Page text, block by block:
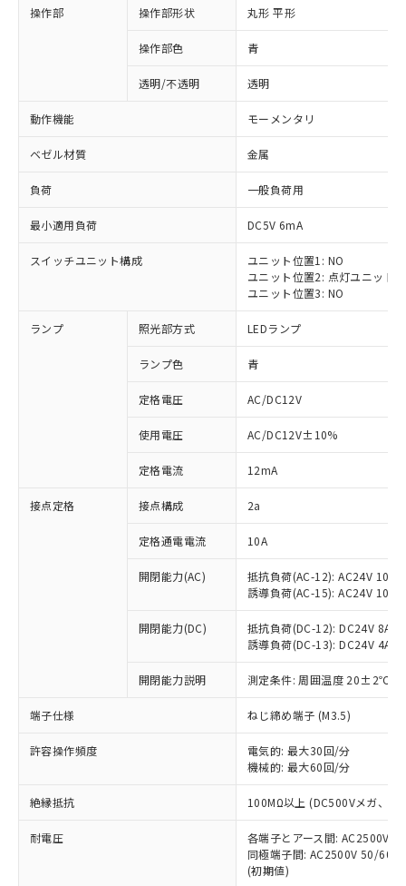
操作部 操作部形状 丸形 平形
操作部色 青
透明/不透明 透明
動作機能 モーメンタリ
ベゼル材質 金属
負荷 一般負荷用
最小適用負荷 DC5V 6mA
スイッチユニット構成
ユニット位置1: NO
ユニット位置2: 点灯ユニット
ユニット位置3: NO
ランプ 照光部方式 LEDランプ
ランプ色 青
定格電圧 AC/DC12V
使用電圧 AC/DC12V±10%
定格電流 12mA
接点定格 接点構成 2a
定格通電電流 10A
開閉能力(AC)
抵抗負荷(AC-12): AC24V 10A/
誘導負荷(AC-15): AC24V
開閉能力(DC)
抵抗負荷(DC-12): DC24V 8A/
誘導負荷(DC-13): DC24V 4A/
開閉能力説明 測定条件: 周囲温度 20±2℃、
端子仕様 ねじ締め端子 (M3.5)
許容操作頻度
電気的: 最大30回/分
機械的: 最大60回/分
絶縁抵抗 100MΩ以上 (DC500Vメガ、点
耐電圧
各端子とアース間: AC2500V
同極端子間: AC2500V 50/
(初期値)
ご利用条件
以下の条件をお読みいただき、同意のうえ
ご利用ください。
本サービスは、当社制御機器事業取扱
商品の当社在庫状況および標準価格
(税抜)を提供させていただくもので
当社制御機器事業取扱商品の中には、
本サービスの対象外となる商品もある
ことをご了承ください。
在庫状況および標準価格照会結果は、
記載している更新日時点での社内デー
タに基づき作成されるものであり、閲
覧された時点での実際の在庫および標
準価格とは異なる場合があることをご
※1 対応状況
対応済み：EU RoHS指令（10物質）の
非含有に対応した製品が提供可能な商品で
す。
対応予定：EU RoHS指令（10物質）の非含
有に対応した製品に切り替える予定のある
対応予定なし：EU RoHS指令（10物質）の
非含有に非対応の商品で、対応品を出す予
定はありません。
調査・確認中：EU RoHS指令（10物質）の
非含有の対応状況を調査中または確認中の
非該当品：ライセンス料など無形物で、有
害物質有無と関係のない商品です。
仕入先様の事情により、非含有部品として
いたものが、含有品と判明した場合などや
むを得ず変更することがあります。
六価クロム(Cr(Ⅵ)) 1000ppm以下、ポリ臭化ビフェニル
類(PBB) 1000ppm以下、ポリ臭化ジフェニルエーテル類
「○」：最大均質材料含有率が中国RoHSの
基準値以下であることを示します。
「×」：最大均質材料含有率が中国RoHSの
基準値を超えていることを示します。
「－」：未確認です。当社販売部門へお問
*中国RoHS10物質の基準値 (GB/T26572)：
Pb(鉛) :1000ppm、 Hg(水銀) : 1000ppm、 Cd(カドミウ
Cr(Ⅵ)(六価クロム) : 1000ppm、 PBBs(ポリ臭化ビフェ
当社は、これら貴社製品のうち、外国
為替および外国貿易法に定める商品
（以下｢規制貨物等」という）を輸出
または国外への提供する場合は、日本
国政府の輸出許可(または役務取引許
可)を取得するなどの必要な手続きを